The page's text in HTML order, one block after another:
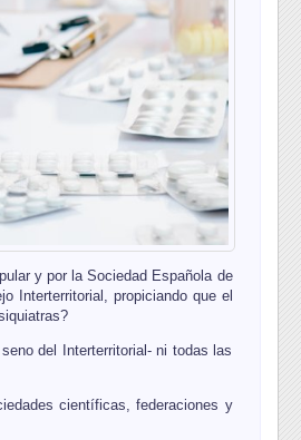
y por la Sociedad Española de
Interterritorial, propiciando que el
del Interterritorial- ni todas las
científicas, federaciones y